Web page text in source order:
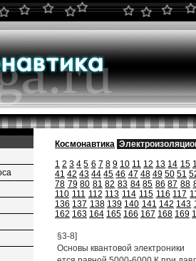
Космонавтика
1 2 3 4 5 6 7 8 9 10 11 12 13 14 15
41 42 43 44 45 46 47 48 49 50 51
78 79 80 81 82 83 84 85 86 87 88
110 111 112 113 114 115 116 117
136 137 138 139 140 141 142 143
162 163 164 165 166 167 168 169
§3-8]
Основы квантовой электроники